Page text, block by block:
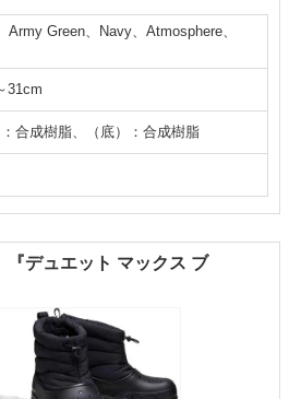
Army Green、Navy、Atmosphere、
31cm
：合成樹脂、（底）：合成樹脂
デュエット マックス ブ